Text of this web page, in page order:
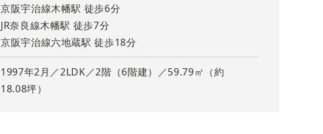
京阪宇治線木幡駅 徒歩6分
JR奈良線木幡駅 徒歩7分
京阪宇治線六地蔵駅 徒歩18分
1997年2月／2LDK／2階（6階建）／59.79㎡（約
18.08坪）